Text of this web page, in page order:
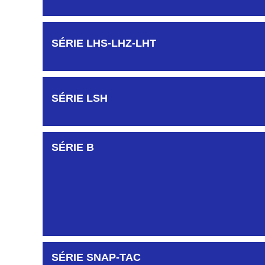
SÉRIE LHS-LHZ-LHT
SÉRIE LSH
SÉRIE B
SÉRIE SNAP-TAC